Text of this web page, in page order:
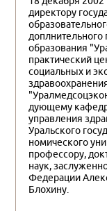
директору
образования
практический
социальных и
дующему
управления
Уральского
номического
профессору,
наук,
Федерации
Блохину.